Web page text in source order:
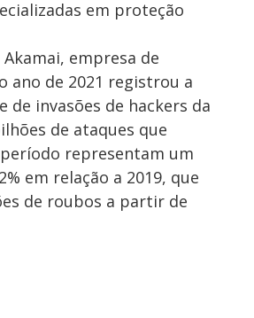
em proteção
empresa de
ano de 2021 registrou a
de invasões de hackers da
de ataques que
representam um
em relação a 2019, que
de roubos a partir de